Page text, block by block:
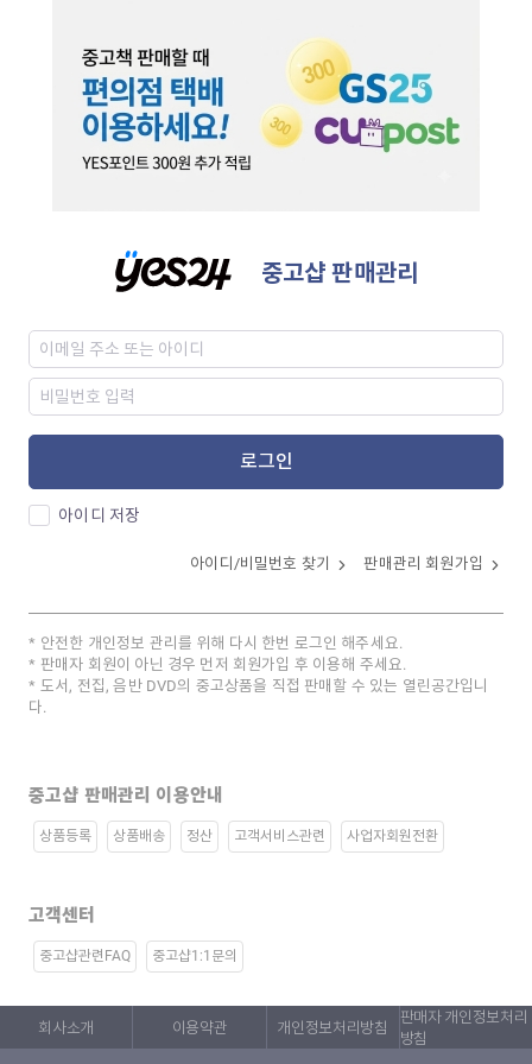
중고샵 판매관리
로그인
아이디 저장
아이디/비밀번호 찾기 판매관리 회원가입
안전한 개인정보 관리를 위해 다시 한번 로그인 해주세요.
판매자 회원이 아닌 경우 먼저 회원가입 후 이용해 주세요.
도서, 전집, 음반 DVD의 중고상품을 직접 판매할 수 있는 열린공간입니
다.
중고샵 판매관리 이용안내
상품등록 상품배송 정산 고객서비스관련 사업자회원전환
고객센터
중고샵관련FAQ 중고샵1:1문의
회사소개 이용약관 개인정보처리방침
판매자 개인정보처리
방침